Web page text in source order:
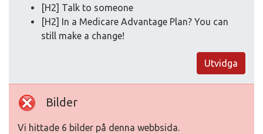
[H2] Talk to someone
[H2] In a Medicare Advantage Plan? You can
still make a change!
Utvidga
Bilder
Vi hittade 6 bilder på denna webbsida.